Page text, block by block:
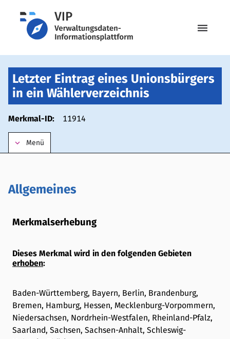
menu
Letzter Eintrag eines Unionsbürgers
in ein Wählerverzeichnis
Merkmal-ID: 11914
keyboard_arrow_down Menü
Allgemeines
Merkmalserhebung
Dieses Merkmal wird in den folgenden Gebieten
erhoben:
Baden-Württemberg, Bayern, Berlin, Brandenburg,
Bremen, Hamburg, Hessen, Mecklenburg-Vorpommern,
Niedersachsen, Nordrhein-Westfalen, Rheinland-Pfalz,
Saarland, Sachsen, Sachsen-Anhalt, Schleswig-